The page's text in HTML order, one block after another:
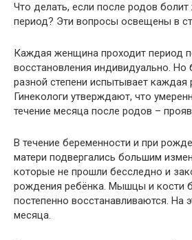
Что делать, если после родов
период? Эти вопросы освещены в
Каждая женщина проходит период
восстановления индивидуально.
разной степени испытывает каждая
Гинекологи утверждают, что
течение месяца после родов –
В течение беременности и при
матери подвергались большим
которые не прошли бесследно и
рождения ребёнка. Мышцы и кости
постепенно восстанавливаются. На
месяца.